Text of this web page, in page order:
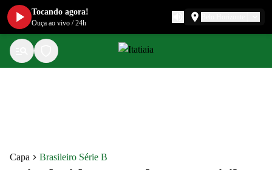
Capa Brasileiro Série B
Tocando agora!
Ouça ao vivo /24h